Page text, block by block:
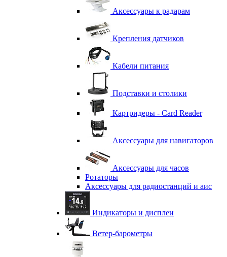
Аксессуары к радарам
Крепления датчиков
Кабели питания
Подставки и столики
Картридеры - Card Reader
Аксессуары для навигаторов
Аксессуары для часов
Ротаторы
Аксессуары для радиостанций и аис
Индикаторы и дисплеи
Ветер-барометры